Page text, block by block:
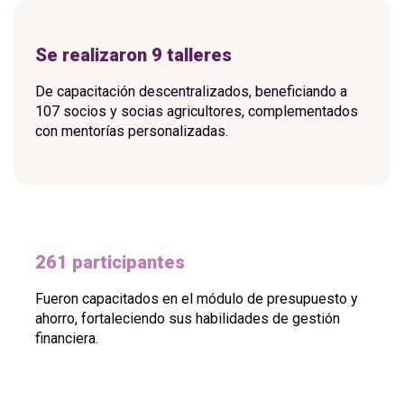
Se realizaron 9 talleres
De capacitación descentralizados, beneficiando a
107 socios y socias agricultores, complementados
con mentorías personalizadas.
261 participantes
Fueron capacitados en el módulo de presupuesto y
ahorro, fortaleciendo sus habilidades de gestión
financiera.